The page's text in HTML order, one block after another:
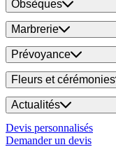
Obsèques
Marbrerie
Prévoyance
Fleurs et cérémonies
Actualités
Devis personnalisés
Demander un devis